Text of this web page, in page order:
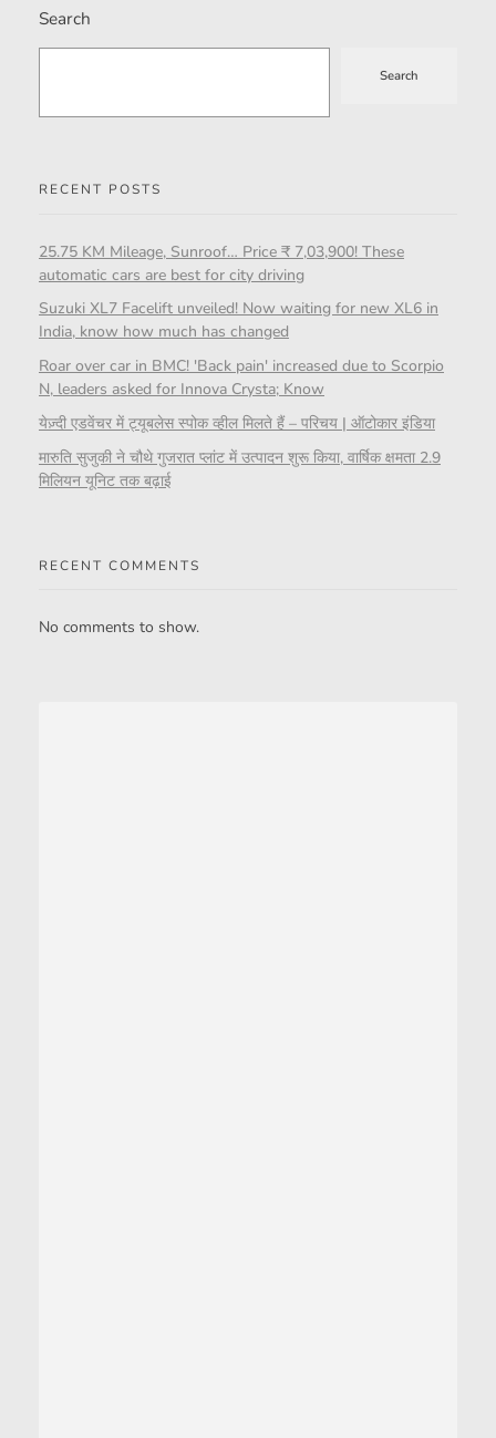
Search
Search
RECENT POSTS
25.75 KM Mileage, Sunroof… Price ₹ 7,03,900! These
automatic cars are best for city driving
Suzuki XL7 Facelift unveiled! Now waiting for new XL6 in
India, know how much has changed
Roar over car in BMC! 'Back pain' increased due to Scorpio
N, leaders asked for Innova Crysta; Know
येज़्दी एडवेंचर में ट्यूबलेस स्पोक व्हील मिलते हैं – परिचय | ऑटोकार इंडिया
मारुति सुजुकी ने चौथे गुजरात प्लांट में उत्पादन शुरू किया, वार्षिक क्षमता 2.9
मिलियन यूनिट तक बढ़ाई
RECENT COMMENTS
No comments to show.